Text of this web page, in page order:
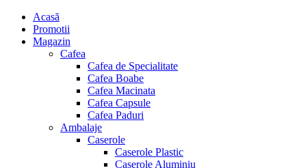
Menu
Acasă
Promotii
Magazin
Cafea
Cafea de Specialitate
Cafea Boabe
Cafea Macinata
Cafea Capsule
Cafea Paduri
Ambalaje
Caserole
Caserole Plastic
Caserole Aluminiu